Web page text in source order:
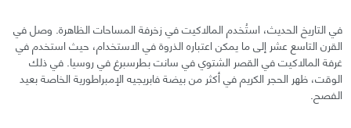
في التاريخ الحديث، استُخدم المالاكيت في زخرفة المساحات الظاهرة. وصل في
القرن التاسع عشر إلى ما يمكن اعتباره الذروة في الاستخدام، حيث استخدم في
غرفة المالاكيت في القصر الشتوي في سانت بطرسبرغ في روسيا. في ذلك
الوقت، ظهر الحجر الكريم في أكثر من بيضة فابريجيه الإمبراطورية الخاصة بعيد
الفصح.